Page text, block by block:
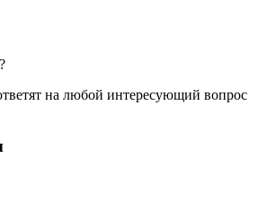
на любой интересующий вопрос